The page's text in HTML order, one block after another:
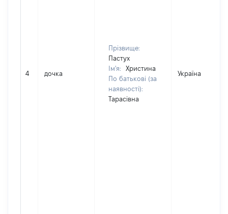
4 дочка
Прізвище:
Пастух
Ім'я:
Христина
По батькові (за
наявності):
Тарасівна
Україна